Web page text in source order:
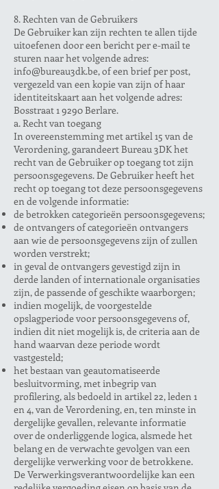
8. Rechten van de Gebruikers
De Gebruiker kan zijn rechten te allen tijde
uitoefenen door een bericht per e-mail te
sturen naar het volgende adres:
info@bureau3dk.be, of een brief per post,
vergezeld van een kopie van zijn of haar
identiteitskaart aan het volgende adres:
Bosstraat 1 9290 Berlare.
a. Recht van toegang
In overeenstemming met artikel 15 van de
Verordening, garandeert Bureau 3DK het
recht van de Gebruiker op toegang tot zijn
persoonsgegevens. De Gebruiker heeft het
recht op toegang tot deze persoonsgegevens
en de volgende informatie:
de betrokken categorieën persoonsgegevens;
de ontvangers of categorieën ontvangers
aan wie de persoonsgegevens zijn of zullen
worden verstrekt;
in geval de ontvangers gevestigd zijn in
derde landen of internationale organisaties
zijn, de passende of geschikte waarborgen;
indien mogelijk, de voorgestelde
opslagperiode voor persoonsgegevens of,
indien dit niet mogelijk is, de criteria aan de
hand waarvan deze periode wordt
vastgesteld;
het bestaan van geautomatiseerde
besluitvorming, met inbegrip van
profilering, als bedoeld in artikel 22, leden 1
en 4, van de Verordening, en, ten minste in
dergelijke gevallen, relevante informatie
over de onderliggende logica, alsmede het
belang en de verwachte gevolgen van een
dergelijke verwerking voor de betrokkene.
De Verwerkingsverantwoordelijke kan een